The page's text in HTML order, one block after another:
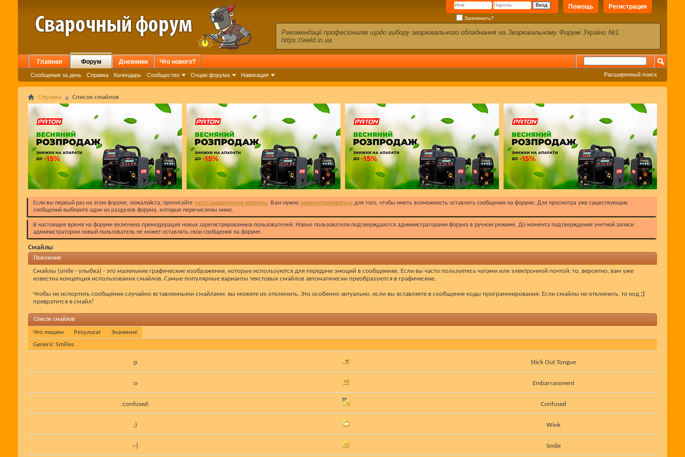
Рекомендації професіоналів щодо вибору зварювального обладнання на Зварювальному Форумі України №1
https://weld.in.ua
Регистрация
Помощь
Запомнить?
Главная Форум
Сообщения за день Справка Календарь Сообщество Опции форума Навигация
Дневники Что нового?
Расширенный поиск
Справка Список смайлов
Если вы первый раз на этом форуме, пожалуйста, прочитайте часто задаваемые вопросы. Вам нужно зарегистрироваться для того, чтобы иметь возможность оставлять сообщения на форуме. Для просмотра уже существующих
сообщений выберите один из разделов форума, которые перечислены ниже.
В настоящее время на форуме включена премодерация новых зарегистрированных пользователей. Новые пользователи подтверждаются администраторами форума в ручном режиме. До момента подтверждения учетной записи
администратором новый пользователь не может оставлять свои сообщения на форуме.
Смайлы
Пояснение
Смайлы (smile - улыбка) - это маленькие графические изображения, которые используются для передачи эмоций в сообщениях. Если вы часто пользуетесь чатами или электронной почтой, то, вероятно, вам уже
известна концепция использования смайлов. Самые популярные варианты текстовых смайлов автоматически преобразуются в графические.
Чтобы не испортить сообщение случайно вставленными смайлами, вы можете их отключить. Это особенно актуально, если вы вставляете в сообщение коды программирования. Если смайлы не отключить, то код ;)
превратится в смайл!
Список смайлов
Что пишем Результат
Значение
Generic Smilies
:p Stick Out Tongue
:o Embarrassment
:confused: Confused
;) Wink
:-) Smile